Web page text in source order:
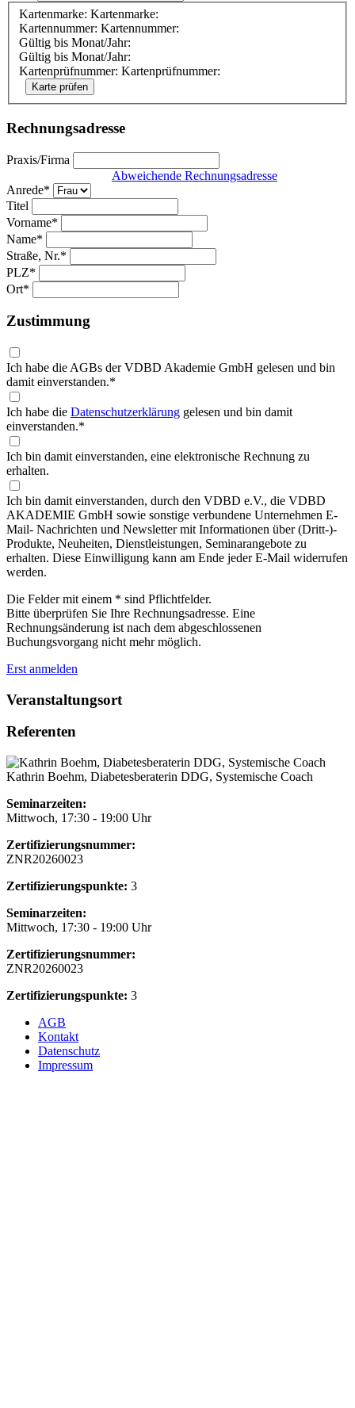
Kartenmarke: Kartenmarke:
Kartennummer: Kartennummer:
Gültig bis Monat/Jahr:
Gültig bis Monat/Jahr:
Kartenprüfnummer: Kartenprüfnummer:
Rechnungsadresse
Praxis/Firma
Abweichende Rechnungsadresse
Anrede*
Titel
Vorname*
Name*
Straße, Nr.*
PLZ*
Ort*
Zustimmung
Ich habe die AGBs der VDBD Akademie GmbH gelesen und bin
damit einverstanden.*
Ich habe die Datenschutzerklärung gelesen und bin damit
einverstanden.*
Ich bin damit einverstanden, eine elektronische Rechnung zu
erhalten.
Ich bin damit einverstanden, durch den VDBD e.V., die VDBD
AKADEMIE GmbH sowie sonstige verbundene Unternehmen E-
Mail- Nachrichten und Newsletter mit Informationen über (Dritt-)-
Produkte, Neuheiten, Dienstleistungen, Seminarangebote zu
erhalten. Diese Einwilligung kann am Ende jeder E-Mail widerrufen
werden.
Die Felder mit einem * sind Pflichtfelder.
Bitte überprüfen Sie Ihre Rechnungsadresse. Eine
Rechnungsänderung ist nach dem abgeschlossenen
Buchungsvorgang nicht mehr möglich.
Erst anmelden
Veranstaltungsort
Referenten
Kathrin Boehm, Diabetesberaterin DDG, Systemische Coach
Seminarzeiten:
Mittwoch, 17:30 - 19:00 Uhr
Zertifizierungsnummer:
ZNR20260023
Zertifizierungspunkte: 3
Seminarzeiten:
Mittwoch, 17:30 - 19:00 Uhr
Zertifizierungsnummer:
ZNR20260023
Zertifizierungspunkte: 3
AGB
Kontakt
Datenschutz
Impressum